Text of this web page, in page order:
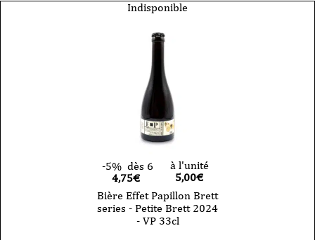
Indisponible
-5% dès 6
4,75€
à l'unité
5,00€
Bière Effet Papillon Brett
series - Petite Brett 2024
- VP 33cl